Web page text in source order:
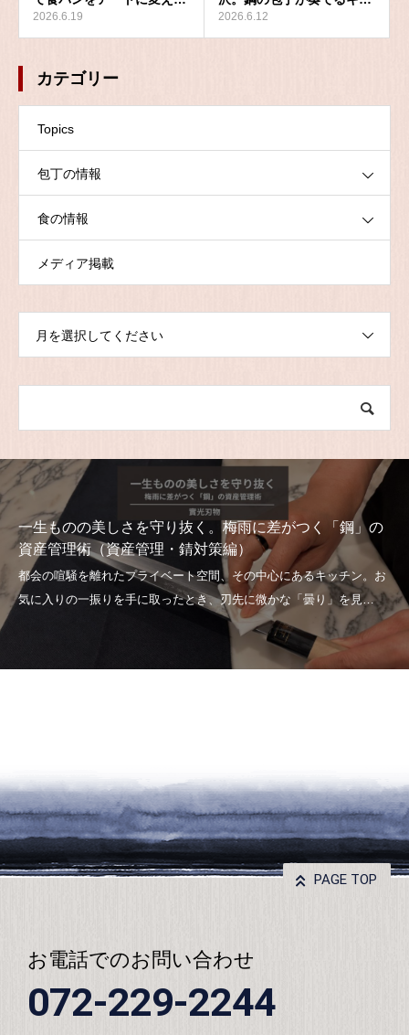
2026.6.19 2026.6.12
カテゴリー
Topics
包丁の情報
食の情報
メディア掲載
月を選択してください
一生ものの美しさを守り抜く。梅雨に差がつく「鋼」の
資産管理術（資産管理・錆対策編）
PAGE TOP
お電話でのお問い合わせ
072-229-2244